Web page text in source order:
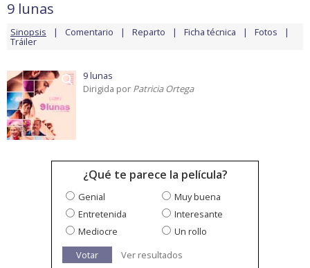
9 lunas
Sinopsis Comentario Reparto Ficha técnica Fotos
Tráiler
9 lunas
Dirigida por Patricia Ortega
¿Qué te parece la película?
Genial
Muy buena
Entretenida
Interesante
Mediocre
Un rollo
Votar
Ver resultados